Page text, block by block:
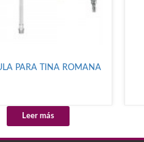
PARA TINA ROMANA
Leer más